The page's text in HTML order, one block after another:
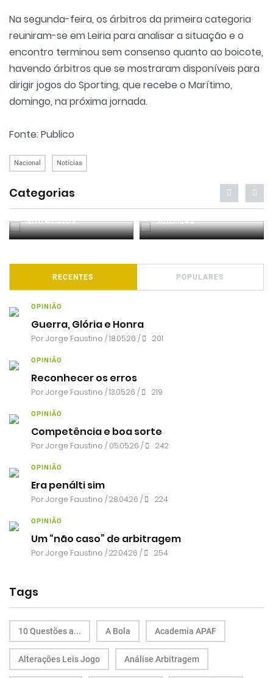
Na segunda-feira, os árbitros da primeira categoria
reuniram-se em Leiria para analisar a situação e o
encontro terminou sem consenso quanto ao boicote,
havendo árbitros que se mostraram disponíveis para
dirigir jogos do Sporting, que recebe o Marítimo,
domingo, na próxima jornada.
Fonte: Publico
Nacional Notícias
Categorias
Entrevistas Análises
RECENTES POPULARES
OPINIÃO
Guerra, Glória e Honra
PorJorge Faustino / 18.05.26 / 201
OPINIÃO
Reconhecer os erros
PorJorge Faustino / 13.05.26 / 219
OPINIÃO
Competência e boa sorte
PorJorge Faustino / 05.05.26 / 242
OPINIÃO
Era penálti sim
PorJorge Faustino / 28.04.26 / 224
OPINIÃO
Um “não caso” de arbitragem
PorJorge Faustino / 22.04.26 / 254
Tags
10 Questões a... A Bola Academia APAF
Alterações Leis Jogo Análise Arbitragem